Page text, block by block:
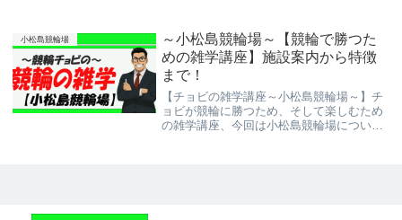
これを機にもっと競輪を知ってより楽しん
で下さい。
小松島競輪場
～小松島競輪場～【競輪で勝つた
めの雑学講座】施設案内から特徴
まで！
【チョビの雑学講座～小松島競輪場～】チ
ョビが競輪に勝つため、そして楽しむため
の雑学講座、今回は小松島競輪場について